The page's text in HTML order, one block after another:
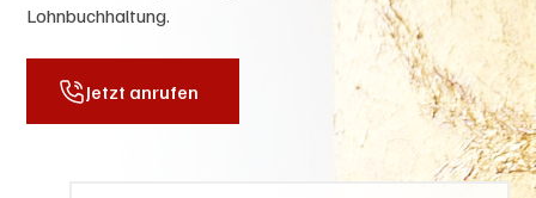
Lohnbuchhaltung.
Jetzt anrufen